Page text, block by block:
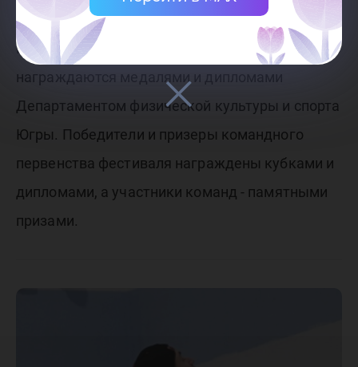
Победители и призеры в личном первенстве
награждаются медалями и дипломами
Департаментом физической культуры и спорта
Югры. Победители и призеры командного
первенства фестиваля награждены кубками и
дипломами, а участники команд - памятными
призами.